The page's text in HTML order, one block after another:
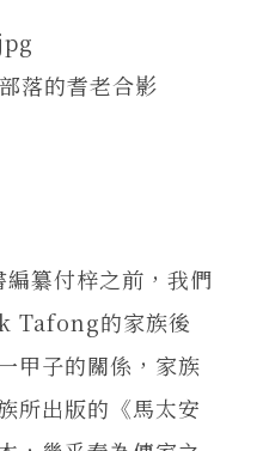
落的耆老合影
付梓之前，我們
Tafong的家族後
甲子的關係，家族
所出版的《馬太安